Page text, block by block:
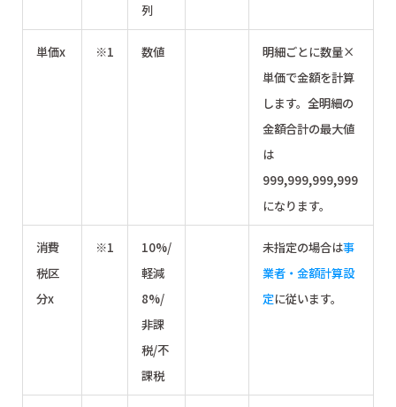
列
単価x ※1 数値
明細ごとに数量×
単価で金額を計算
します。全明細の
金額合計の最大値
は
999,999,999,999
になります。
消費
税区
分x
※1
10%/
軽減
8%/
非課
税/不
課税
未指定の場合は事
業者・金額計算設
定に従います。